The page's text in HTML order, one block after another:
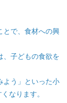
とで、食材への興
、子どもの食欲を
よう」といった小
なります。